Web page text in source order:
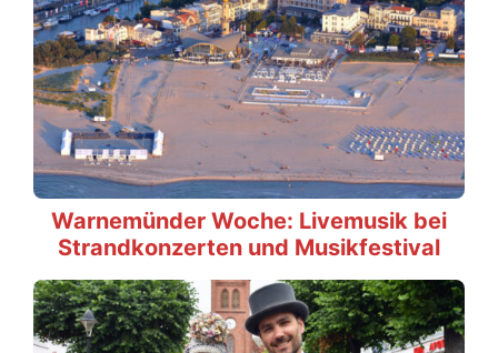
Warnemünder Woche: Livemusik bei
Strandkonzerten und Musikfestival